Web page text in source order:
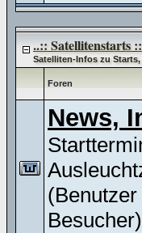
..:: Satellitenstarts
Satelliten-Infos zu
Foren
News,
Besucher)